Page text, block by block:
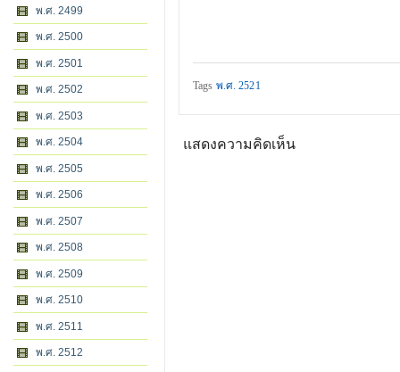
พ.ศ. 2499
พ.ศ. 2500
พ.ศ. 2501
พ.ศ. 2502
พ.ศ. 2503
พ.ศ. 2504
พ.ศ. 2505
พ.ศ. 2506
พ.ศ. 2507
พ.ศ. 2508
พ.ศ. 2509
พ.ศ. 2510
พ.ศ. 2511
พ.ศ. 2512
Tags พ.ศ. 2521
แสดงความคิดเห็น